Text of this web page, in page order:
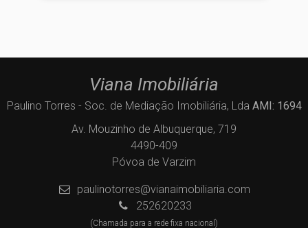
Viana Imobiliária
Paulino Torres - Soc. de Mediação Imobiliária, Lda AMI: 1694
Av. Mouzinho de Albuquerque, 719
4490-409
Póvoa de Varzim
paulinotorres@vianaimobiliaria.com
252620233
(Chamada para a rede fixa nacional)